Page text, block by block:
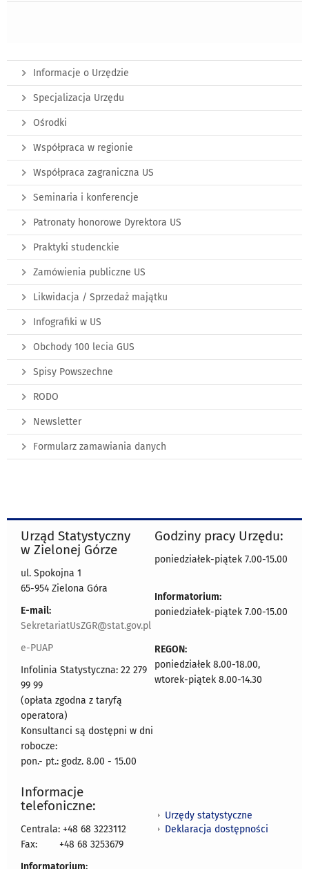
Informacje o Urzędzie
Specjalizacja Urzędu
Ośrodki
Współpraca w regionie
Współpraca zagraniczna US
Seminaria i konferencje
Patronaty honorowe Dyrektora US
Praktyki studenckie
Zamówienia publiczne US
Likwidacja / Sprzedaż majątku
Infografiki w US
Obchody 100 lecia GUS
Spisy Powszechne
RODO
Newsletter
Formularz zamawiania danych
Urząd Statystyczny
w Zielonej Górze
ul. Spokojna 1
65-954 Zielona Góra
E-mail:
SekretariatUsZGR@stat.gov.pl
e-PUAP
Infolinia Statystyczna: 22 279
99 99
(opłata zgodna z taryfą
operatora)
Konsultanci są dostępni w dni
robocze:
pon.- pt.: godz. 8.00 - 15.00
Godziny pracy Urzędu:
poniedziałek-piątek 7.00-15.00
Informatorium:
poniedziałek-piątek 7.00-15.00
REGON:
poniedziałek 8.00-18.00,
wtorek-piątek 8.00-14.30
Informacje
telefoniczne:
Centrala: +48 68 3223112
Fax:
+48 68 3253679
Urzędy statystyczne
Deklaracja dostępności